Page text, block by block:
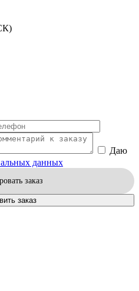
Даю
данных
заказ
заказ